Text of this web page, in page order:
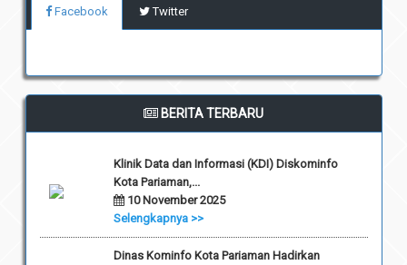
Facebook Twitter
BERITA TERBARU
Klinik Data dan Informasi (KDI) Diskominfo
Kota Pariaman,...
10 November 2025
Selengkapnya >>
Dinas Kominfo Kota Pariaman Hadirkan